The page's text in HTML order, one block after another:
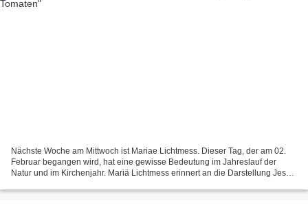
Nächste Woche am Mittwoch ist Mariae Lichtmess. Dieser Tag, der am 02.
Februar begangen wird, hat eine gewisse Bedeutung im Jahreslauf der
Natur und im Kirchenjahr. Mariä Lichtmess erinnert an die Darstellung Jesu